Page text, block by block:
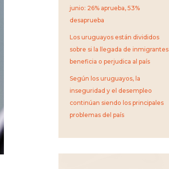
junio: 26% aprueba, 53%
desaprueba
Los uruguayos están divididos
sobre si la llegada de inmigrantes
beneficia o perjudica al país
Según los uruguayos, la
inseguridad y el desempleo
continúan siendo los principales
problemas del país